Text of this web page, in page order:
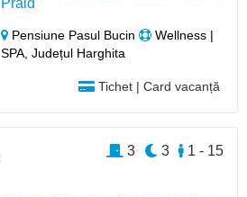
Praid
Pensiune Pasul Bucin
Wellness |
SPA, Județul Harghita
Tichet | Card vacanță
1 - 15
3
3